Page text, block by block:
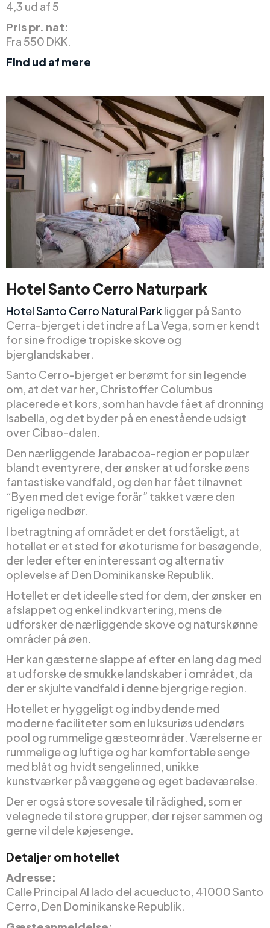
4,3 ud af 5
Pris pr. nat:
Fra 550 DKK.
Find ud af mere
Hotel Santo Cerro Naturpark
Hotel Santo Cerro Natural Park ligger på Santo
Cerra-bjerget i det indre af La Vega, som er kendt
for sine frodige tropiske skove og
bjerglandskaber.
Santo Cerro-bjerget er berømt for sin legende
om, at det var her, Christoffer Columbus
placerede et kors, som han havde fået af dronning
Isabella, og det byder på en enestående udsigt
over Cibao-dalen.
Den nærliggende Jarabacoa-region er populær
blandt eventyrere, der ønsker at udforske øens
fantastiske vandfald, og den har fået tilnavnet
“Byen med det evige forår” takket være den
rigelige nedbør.
I betragtning af området er det forståeligt, at
hotellet er et sted for økoturisme for besøgende,
der leder efter en interessant og alternativ
oplevelse af Den Dominikanske Republik.
Hotellet er det ideelle sted for dem, der ønsker en
afslappet og enkel indkvartering, mens de
udforsker de nærliggende skove og naturskønne
områder på øen.
Her kan gæsterne slappe af efter en lang dag med
at udforske de smukke landskaber i området, da
der er skjulte vandfald i denne bjergrige region.
Hotellet er hyggeligt og indbydende med
moderne faciliteter som en luksuriøs udendørs
pool og rummelige gæsteområder. Værelserne er
rummelige og luftige og har komfortable senge
med blåt og hvidt sengelinned, unikke
kunstværker på væggene og eget badeværelse.
Der er også store sovesale til rådighed, som er
velegnede til store grupper, der rejser sammen og
gerne vil dele køjesenge.
Detaljer om hotellet
Adresse:
Calle Principal Al lado del acueducto, 41000 Santo
Cerro, Den Dominikanske Republik.